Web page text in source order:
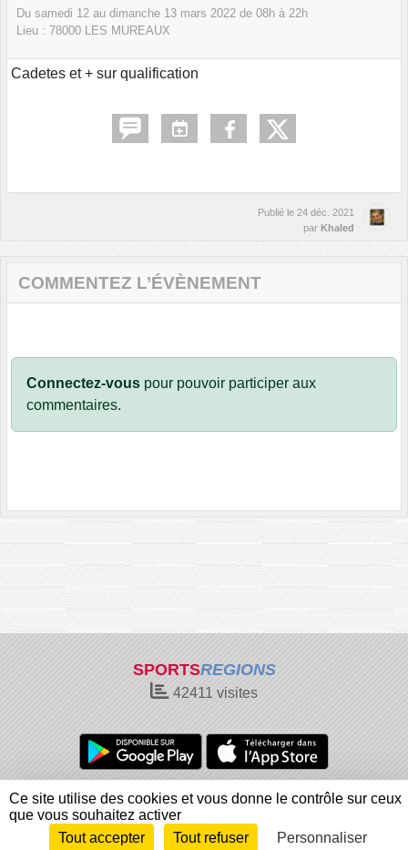
Du samedi 12 au dimanche 13 mars 2022 de 08h à 22h
Lieu : 78000 LES MUREAUX
Cadetes et + sur qualification
Publié le 24 déc. 2021
par Khaled
COMMENTEZ L’ÉVÈNEMENT
Connectez-vous pour pouvoir participer aux
commentaires.
SPORTSREGIONS
42411 visites
Charte cookies
Gestion des cookies
Informations légales
Signaler un contenu inapproprié
Envie de participer ?
Connexion
Ce site utilise des cookies et vous donne le contrôle sur ceux
que vous souhaitez activer
Tout accepter
Tout refuser Personnaliser